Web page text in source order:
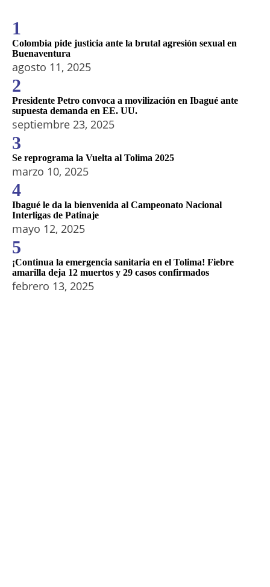
1
Colombia pide justicia ante la brutal agresión sexual en
Buenaventura
agosto 11, 2025
2
Presidente Petro convoca a movilización en Ibagué ante
supuesta demanda en EE. UU.
septiembre 23, 2025
3
Se reprograma la Vuelta al Tolima 2025
marzo 10, 2025
4
Ibagué le da la bienvenida al Campeonato Nacional
Interligas de Patinaje
mayo 12, 2025
5
¡Continua la emergencia sanitaria en el Tolima! Fiebre
amarilla deja 12 muertos y 29 casos confirmados
febrero 13, 2025